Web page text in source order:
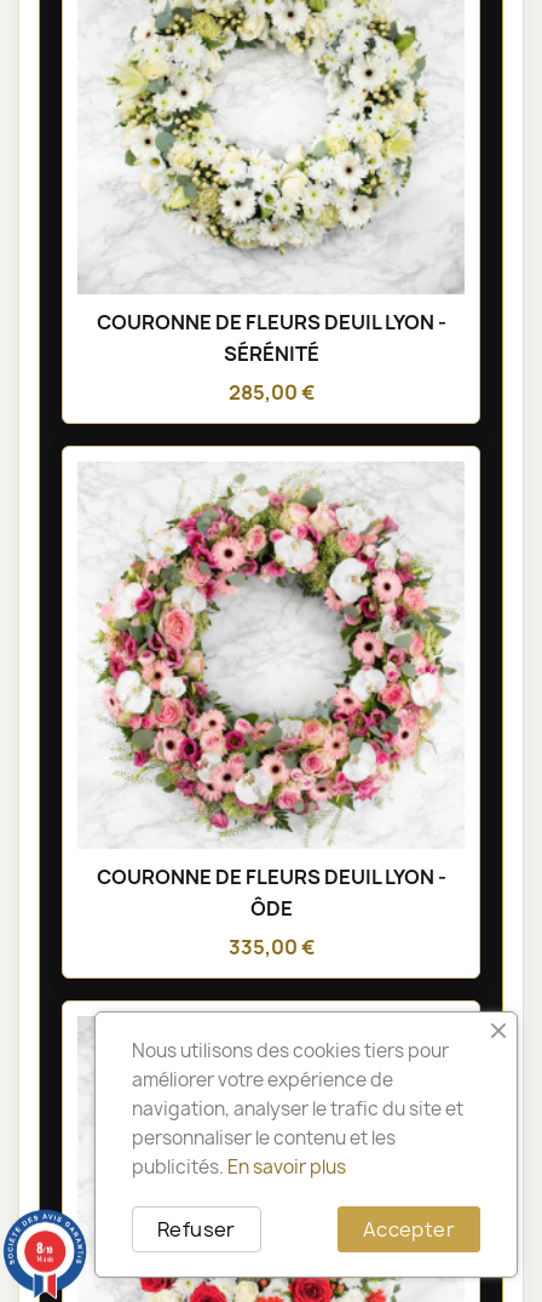
COURONNE DE FLEURS DEUIL LYON -
SÉRÉNITÉ
285,00 €
COURONNE DE FLEURS DEUIL LYON -
ÔDE
335,00 €
Nous utilisons des cookies tiers pour
améliorer votre expérience de
navigation, analyser le trafic du site et
personnaliser le contenu et les
publicités. En savoir plus
Accepter
Refuser
8/10
14 avis